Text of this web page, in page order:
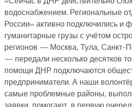
водоснабжением. Региональные
России» активно подключились и
гуманитарные грузы с учётом
регионов — Москва, Тула, Санкт-
— передали несколько десятков
помощи ДНР подключаются
предприниматели. А наши
самые проблемные районы,